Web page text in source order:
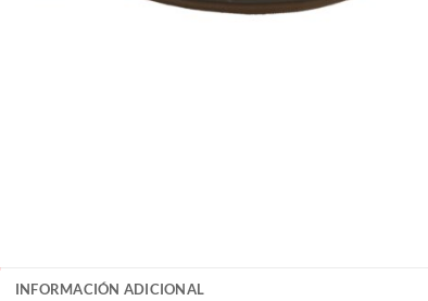
INFORMACIÓN ADICIONAL